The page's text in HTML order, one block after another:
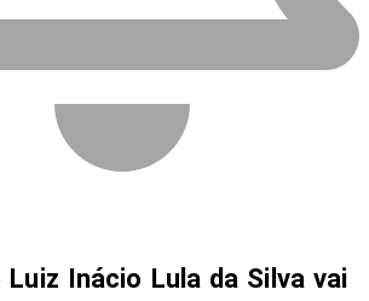
Luiz Inácio Lula da Silva vai